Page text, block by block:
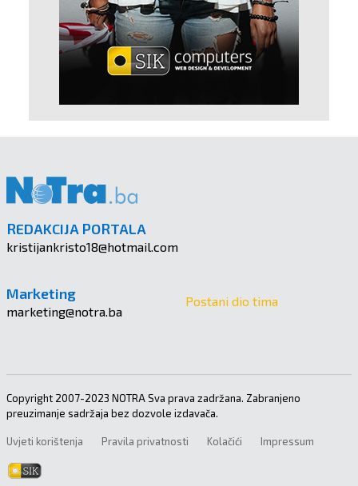
REDAKCIJA PORTALA
kristijankristo18@hotmail.com
Marketing
marketing@notra.ba
Postani dio tima
Copyright 2007-2023 NOTRA Sva prava zadržana. Zabranjeno
preuzimanje sadržaja bez dozvole izdavača.
Uvjeti korištenja Pravila privatnosti Kolačići Impressum